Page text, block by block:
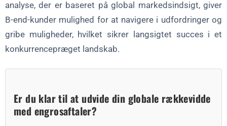
analyse, der er baseret på global markedsindsigt, giver
B-end-kunder mulighed for at navigere i udfordringer og
gribe muligheder, hvilket sikrer langsigtet succes i et
konkurrencepræget landskab.
Er du klar til at udvide din globale rækkevidde
med engrosaftaler?